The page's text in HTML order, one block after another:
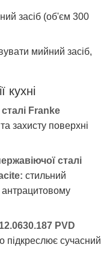
засіб (об'єм 300
мийний засіб,
кухні
Franke
захисту поверхні
сталі
стильний
антрацитовому
PVD
підкреслює сучасний